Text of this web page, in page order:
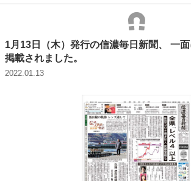
1月13日（木）発行の信濃毎日新聞、 一
掲載されました。
2022.01.13